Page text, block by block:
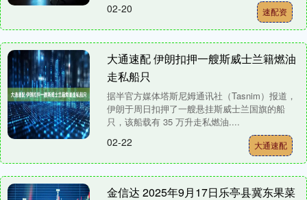
02-20 速配资
大通速配 伊朗扣押一艘斯威士兰籍燃油
走私船只
据半官方媒体塔斯尼姆通讯社（Tasnim）报道，
伊朗于周日扣押了一艘悬挂斯威士兰国旗的船
只，该船载有 35 万升走私燃油....
02-22 大通速配
金信达 2025年9月17日乐亭县冀东果菜